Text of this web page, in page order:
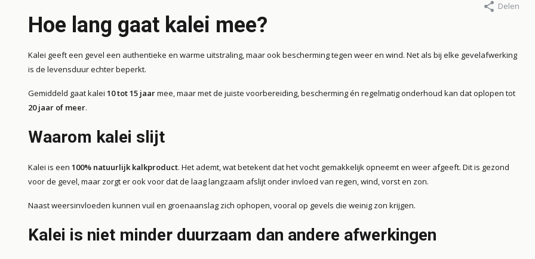
Delen
Hoe lang gaat kalei mee?
Kalei geeft een gevel een authentieke en warme uitstraling, maar ook bescherming tegen weer en wind. Net als bij elke gevelafwerking
is de levensduur echter beperkt.
Gemiddeld gaat kalei 10 tot 15 jaarmee, maar met de juiste voorbereiding, bescherming én regelmatig onderhoud kan dat oplopen tot
20 jaar of meer.
Waarom kalei slijt
Kalei is een 100% natuurlijk kalkproduct. Het ademt, wat betekent dat het vocht gemakkelijk opneemt en weer afgeeft. Dit is gezond
voor de gevel, maar zorgt er ook voor dat de laag langzaam afslijt onder invloed van regen, wind, vorst en zon.
Naast weersinvloeden kunnen vuil en groenaanslag zich ophopen, vooral op gevels die weinig zon krijgen.
Kalei is niet minder duurzaam dan andere afwerkingen
13 augustus 2025
Kalei, vocht en
isolatie: wat je moet
kiezen?